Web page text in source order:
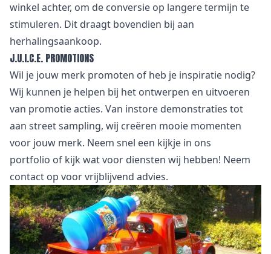
winkel achter, om de conversie op langere termijn te
stimuleren. Dit draagt bovendien bij aan
herhalingsaankoop.
J.U.I.C.E. PROMOTIONS
Wil je jouw merk promoten of heb je inspiratie nodig?
Wij kunnen je helpen bij het ontwerpen en uitvoeren
van promotie acties. Van instore demonstraties tot
aan street sampling, wij creëren mooie momenten
voor jouw merk. Neem snel een kijkje in ons
portfolio of kijk wat voor diensten wij hebben! Neem
contact op voor vrijblijvend advies.